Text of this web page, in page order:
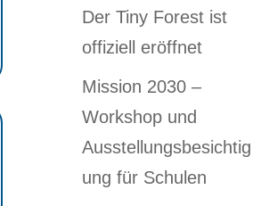
Der Tiny Forest ist
offiziell eröffnet
Mission 2030 –
Workshop und
Ausstellungsbesichtig
ung für Schulen